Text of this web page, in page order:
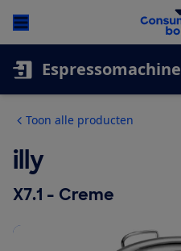
Espressomachine
Toon alle producten
illy
X7.1 - Creme